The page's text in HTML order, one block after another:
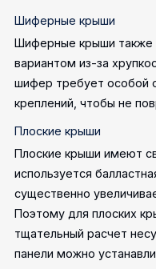
Шиферные крыши
Шиферные крыши
вариантом из-за
шифер требует особой
креплений, чтобы не
Плоские крыши
Плоские крыши имеют
используется
существенно
Поэтому для плоских
тщательный расчет
панели можно